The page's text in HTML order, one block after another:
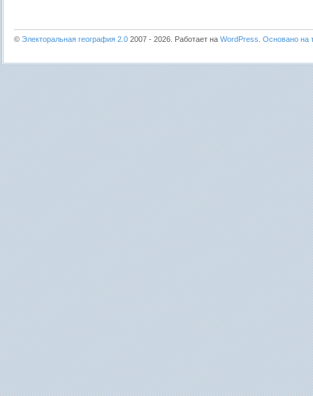
© Электоральная география 2.0 2007 - 2026. Работает на WordPress Основано на